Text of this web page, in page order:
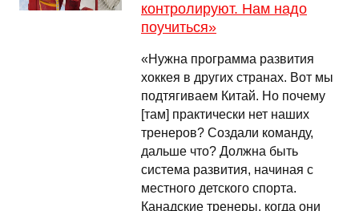
контролируют. Нам надо
поучиться»
«Нужна программа развития
хоккея в других странах. Вот мы
подтягиваем Китай. Но почему
[там] практически нет наших
тренеров? Создали команду,
дальше что? Должна быть
система развития, начиная с
местного детского спорта.
Канадские тренеры, когда они